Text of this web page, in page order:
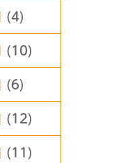
(4)
(10)
(6)
(12)
(11)